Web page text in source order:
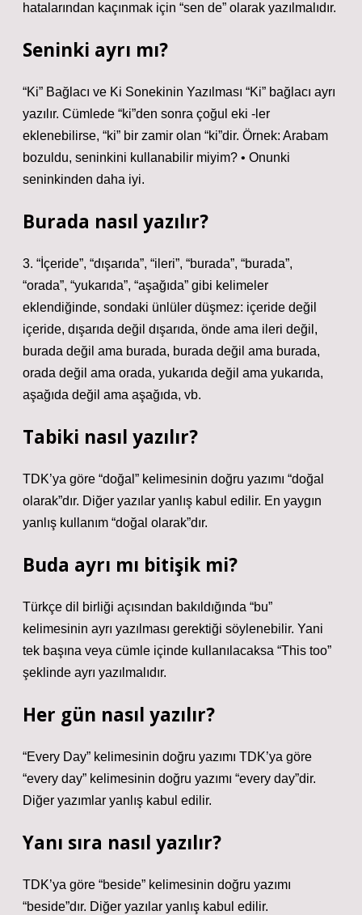
hatalarından kaçınmak için “sen de” olarak yazılmalıdır.
Seninki ayrı mı?
“Ki” Bağlacı ve Ki Sonekinin Yazılması “Ki” bağlacı ayrı
yazılır. Cümlede “ki”den sonra çoğul eki -ler
eklenebilirse, “ki” bir zamir olan “ki”dir. Örnek: Arabam
bozuldu, seninkini kullanabilir miyim? • Onunki
seninkinden daha iyi.
Burada nasıl yazılır?
3. “İçeride”, “dışarıda”, “ileri”, “burada”, “burada”,
“orada”, “yukarıda”, “aşağıda” gibi kelimeler
eklendiğinde, sondaki ünlüler düşmez: içeride değil
içeride, dışarıda değil dışarıda, önde ama ileri değil,
burada değil ama burada, burada değil ama burada,
orada değil ama orada, yukarıda değil ama yukarıda,
aşağıda değil ama aşağıda, vb.
Tabiki nasıl yazılır?
TDK’ya göre “doğal” kelimesinin doğru yazımı “doğal
olarak”dır. Diğer yazılar yanlış kabul edilir. En yaygın
yanlış kullanım “doğal olarak”dır.
Buda ayrı mı bitişik mi?
Türkçe dil birliği açısından bakıldığında “bu”
kelimesinin ayrı yazılması gerektiği söylenebilir. Yani
tek başına veya cümle içinde kullanılacaksa “This too”
şeklinde ayrı yazılmalıdır.
Her gün nasıl yazılır?
“Every Day” kelimesinin doğru yazımı TDK’ya göre
“every day” kelimesinin doğru yazımı “every day”dir.
Diğer yazımlar yanlış kabul edilir.
Yanı sıra nasıl yazılır?
TDK’ya göre “beside” kelimesinin doğru yazımı
“beside”dır. Diğer yazılar yanlış kabul edilir.